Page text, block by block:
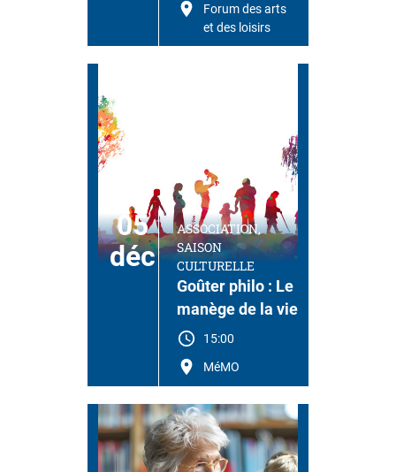
Forum des arts
et des loisirs
05
déc
ASSOCIATION,
SAISON
CULTURELLE
Goûter philo : Le
manège de la vie
15:00
MéMO